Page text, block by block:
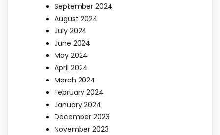
September 2024
August 2024
July 2024
June 2024
May 2024
April 2024
March 2024
February 2024
January 2024
December 2023
November 2023